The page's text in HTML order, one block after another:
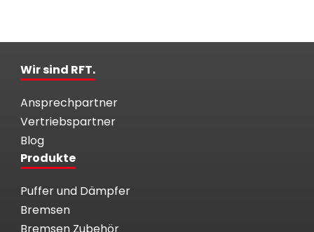
Wir sind RFT.
Ansprechpartner
Vertriebspartner
Blog
Produkte
Puffer und Dämpfer
Bremsen